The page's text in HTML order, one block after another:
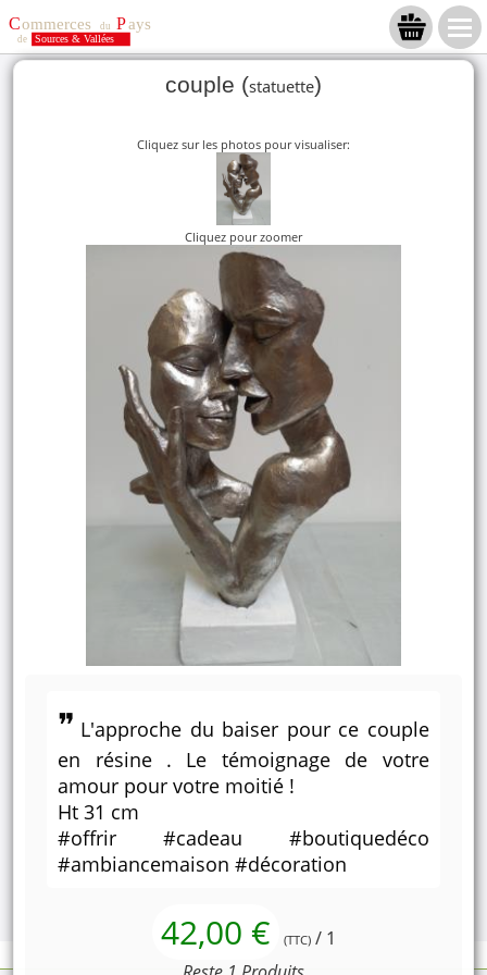
couple (statuette)
Cliquez sur les photos pour visualiser:
Cliquez pour zoomer
L'approche du baiser pour ce couple
en résine . Le témoignage de votre
amour pour votre moitié !
Ht 31 cm
#offrir #cadeau #boutiquedéco
#ambiancemaison #décoration
42,00 € (TTC) / 1